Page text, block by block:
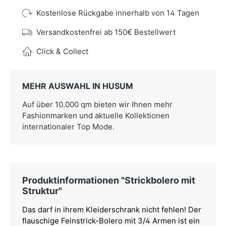
Kostenlose Rückgabe innerhalb von 14 Tagen
Versandkostenfrei ab 150€ Bestellwert
Click & Collect
MEHR AUSWAHL IN HUSUM
Auf über 10.000 qm bieten wir Ihnen mehr
Fashionmarken und aktuelle Kollektionen
internationaler Top Mode.
Produktinformationen "Strickbolero mit
Struktur"
Das darf in ihrem Kleiderschrank nicht fehlen! Der
flauschige Feinstrick-Bolero mit 3/4 Armen ist ein